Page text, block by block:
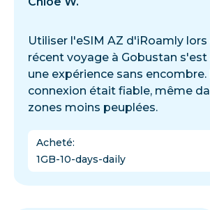
Utiliser l'eSIM AZ d'iRoamly
récent voyage à Gobustan
une expérience sans encombre.
connexion était fiable, même
zones moins peuplées.
Acheté:
1GB-10-days-daily